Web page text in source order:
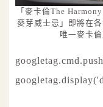
「麥卡倫The
麥芽威士忌」即將在
唯一麥卡